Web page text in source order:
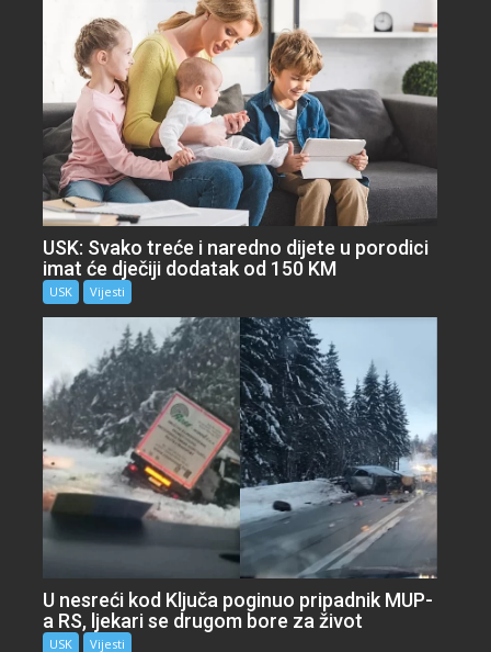
USK: Svako treće i naredno dijete u porodici
imat će dječiji dodatak od 150 KM
USK Vijesti
U nesreći kod Ključa poginuo pripadnik MUP-
a RS, ljekari se drugom bore za život
USK Vijesti